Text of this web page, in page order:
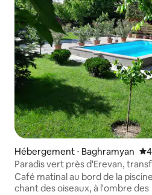
Hébergement ⋅ Baghramyan
Paradis vert près d'Erevan,
gratuit et SIM
Café matinal au bord de la
chant des oiseaux, à l'ombre des